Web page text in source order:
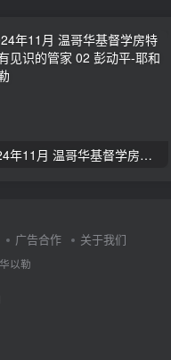
2024年11月 温哥华基督学房特会：有见识的管家 02 彭动平
广告合作 关于我们
以勒